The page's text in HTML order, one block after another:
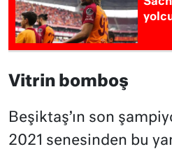
Vitrin bomboş
Beşiktaş’ın son
2021 senesinden bu